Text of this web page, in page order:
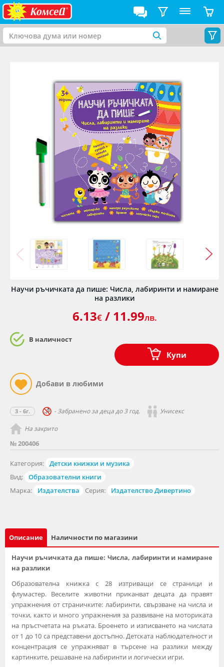
Научи ръчичката да пише: Числа, лабиринти и намиране
на разлики
№ 200406
Категория:
Детски книжки и музика
Вид:
Образователни книги
Марка:
Издателства Серия: Издателство Дивертино
3 - 6г. - Забранено за деца до 3 год. Унисекс
На закрито
6.13€/ 11.99лв.
В наличност
Купи
Описание Наличности по магазини
Научи ръчичката да пише: Числа, лабиринти и намиране
на разлики
Образователна книжка с 28 изтриващи се страници и
флумастер. Веселите животни приканват децата да правят
упражнения от страничките: лабиринти, свързване на числа и
точки, както и много упражнения за развиване на моториката
на пръстчетата на ръката. Броенето и изписването на числата
от 1 до 10 са представени достъпно. Детската наблюдателност и
концентрация се упражняват в търсене на разлики между
картинките, решаване на лабиринти и логически игри.